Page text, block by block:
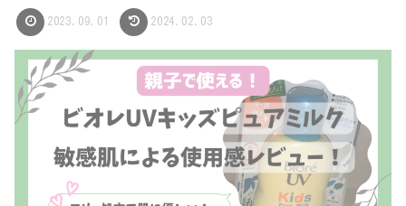
2023.09.01 2024.02.03